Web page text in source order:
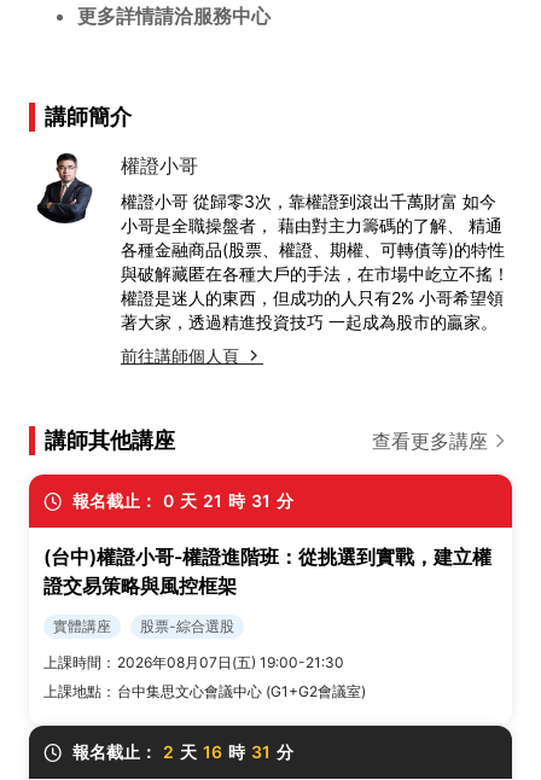
更多詳情請洽服務中心
講師簡介
權證小哥
權證小哥 從歸零3次，靠權證到滾出千萬財富 如今
小哥是全職操盤者， 藉由對主力籌碼的了解、 精通
各種金融商品(股票、權證、期權、可轉債等)的特性
與破解藏匿在各種大戶的手法，在市場中屹立不搖！
權證是迷人的東西，但成功的人只有2% 小哥希望領
著大家，透過精進投資技巧 一起成為股市的贏家。
前往講師個人頁
講師其他講座 查看更多講座
報名截止： 0 天 21 時 31 分
(台中)權證小哥-權證進階班：從挑選到實戰，建立權
證交易策略與風控框架
實體講座
股票-綜合選股
上課時間： 2026年08月07日(五) 19:00-21:30
上課地點： 台中集思文心會議中心 (G1+G2會議室)
報名截止： 2 天 16 時 31 分